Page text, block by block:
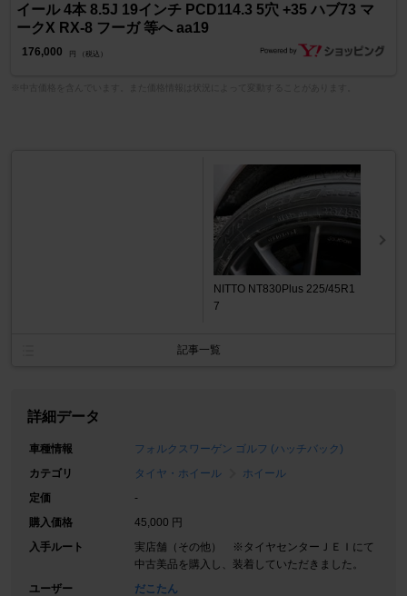
イール 4本 8.5J 19インチ PCD114.3 5穴 +35 ハブ73 マ
ークX RX-8 フーガ 等へ aa19
176,000 円 （税込）
NITTO NT830Plus 225/45R1
7
記事一覧
詳細データ
車種情報
フォルクスワーゲン ゴルフ (ハッチバック)
カテゴリ
タイヤ・ホイール
ホイール
定価
-
購入価格
45,000 円
入手ルート
実店舗（その他） ※タイヤセンターＪＥＩにて
中古美品を購入し、装着していただきました。
ユーザー
だこたん